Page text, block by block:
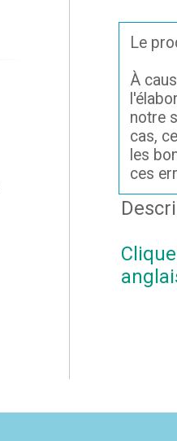
Le
À
notre
cas,
les
ces